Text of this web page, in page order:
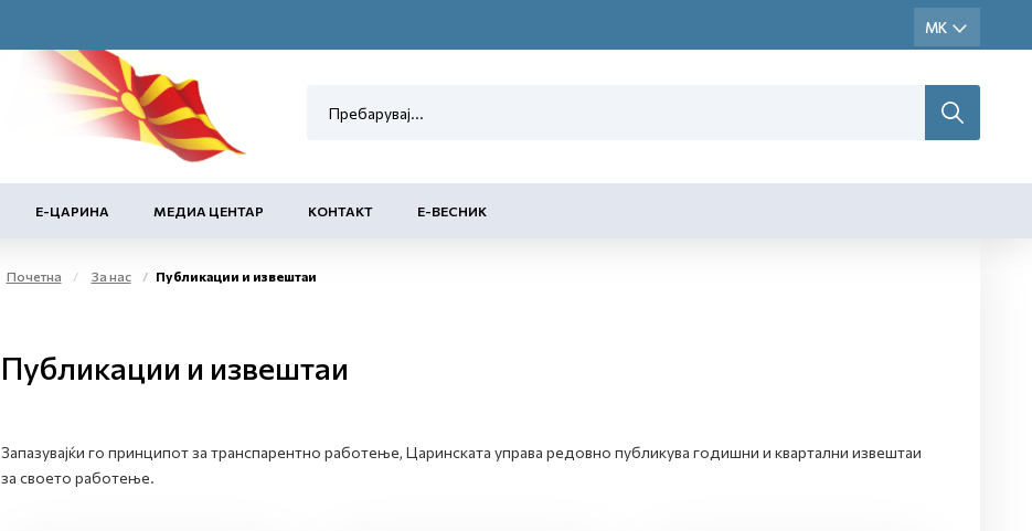
Е-ЦАРИНА МЕДИА ЦЕНТАР КОНТАКТ Е-ВЕСНИК
Почетна За нас Публикации и извештаи
Публикации и извештаи
Запазувајќи го принципот за транспарентно работење, Царинската управа редовно публикува годишни и квартални извештаи
за своето работење.